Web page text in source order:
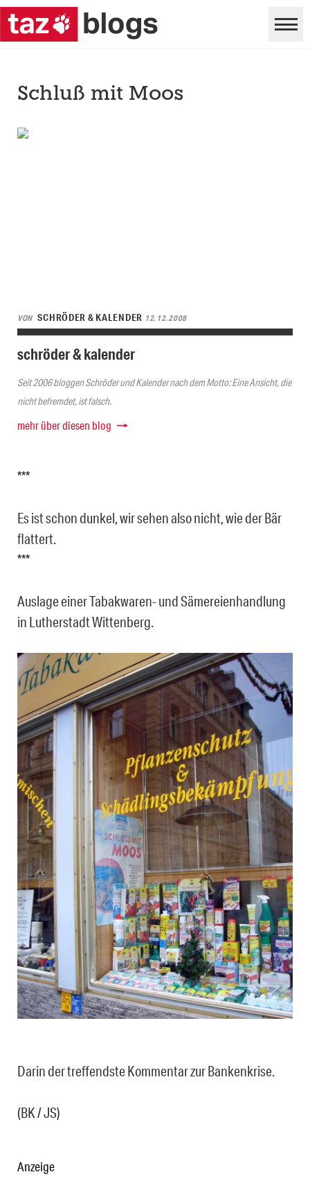
Schluß mit Moos
VON SCHRÖDER & KALENDER 12.12.2008
schröder & kalender
Seit 2006 bloggen Schröder und Kalender nach dem Motto: Eine Ansicht, die
nicht befremdet, ist falsch.
mehr über diesen blog
***
Es ist schon dunkel, wir sehen also nicht, wie der Bär
flattert.
***
Auslage einer Tabakwaren- und Sämereienhandlung
in Lutherstadt Wittenberg.
Darin der treffendste Kommentar zur Bankenkrise.
(BK / JS)
Anzeige